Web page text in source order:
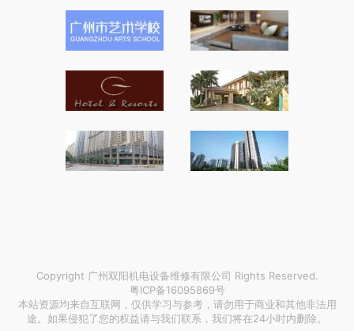
Copyright 广州双阳机电设备维修有限公司 Rights Reserved.
粤ICP备16095869号
本站资源均来自互联网，仅供学习与参考，请勿用于商业和其他非法用
途。如果侵犯了您的权益请与我们联系，我们将在24小时内删除。